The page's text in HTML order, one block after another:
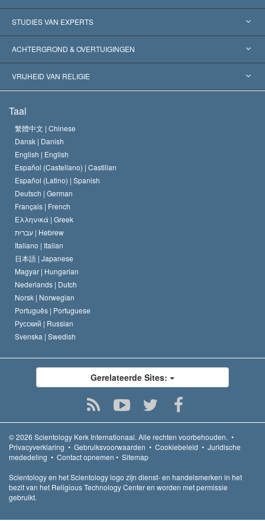
Verenigde Staten
Wereldwijde Erkenningen
Historische Beslissingen
STUDIES VAN EXPERTS
Expertises per Categorie
’s Werelds Meest Vooraanstaande Experts
ACHTERGROND & OVERTUIGINGEN
L. Ron Hubbard
Het Credo van de Scientology Kerk
De Code van een Scientoloog
David Miscavige
VRIJHEID VAN RELIGIE
Internationale Mensenrechten Standaards
Verklaring over Religie
Taal
繁體中文 | Chinese
Dansk | Danish
English | English
Español (Castellano) | Castilian
Español (Latino) | Spanish
Deutsch | German
Français | French
Ελληνικά | Greek
עברית | Hebrew
Italiano | Italian
日本語 | Japanese
Magyar | Hungarian
Nederlands | Dutch
Norsk | Norwegian
Português | Portuguese
Русский | Russian
Svenska | Swedish
Gerelateerde Sites:
© 2026 Scientology Kerk Internationaal. Alle rechten voorbehouden. •
Privacyverklaring • Gebruiksvoorwaarden • Cookiebeleid • Juridische
mededeling • Contact opnemen • Sitemap
Scientology en het Scientology logo zijn dienst- en handelsmerken in het
bezit van het Religious Technology Center en worden met permissie
gebruikt.